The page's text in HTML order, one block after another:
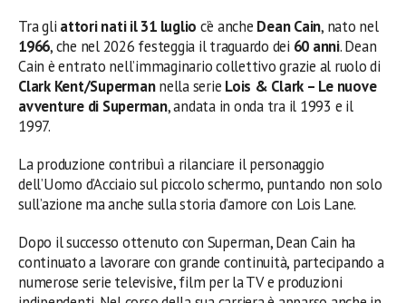
Tra gli attori nati il 31 luglio c’è anche Dean Cain, nato nel
1966, che nel 2026 festeggia il traguardo dei 60 anni. Dean
Cain è entrato nell’immaginario collettivo grazie al ruolo di
Clark Kent/Supermannella serie Lois & Clark – Le nuove
avventure di Superman, andata in onda tra il 1993 e il
1997.
La produzione contribuì a rilanciare il personaggio
dell’Uomo d’Acciaio sul piccolo schermo, puntando non solo
sull’azione ma anche sulla storia d’amore con Lois Lane.
Dopo il successo ottenuto con Superman, Dean Cain ha
continuato a lavorare con grande continuità, partecipando a
numerose serie televisive, film per la TV e produzioni